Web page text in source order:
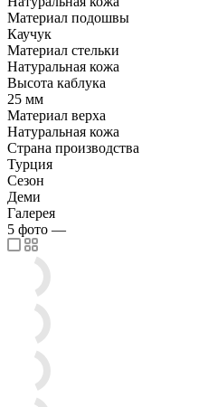
Материал подошвы
Каучук
Материал стельки
Натуральная кожа
Высота каблука
25 мм
Материал верха
Натуральная кожа
Страна производства
Турция
Сезон
Деми
Галерея
5 фото —